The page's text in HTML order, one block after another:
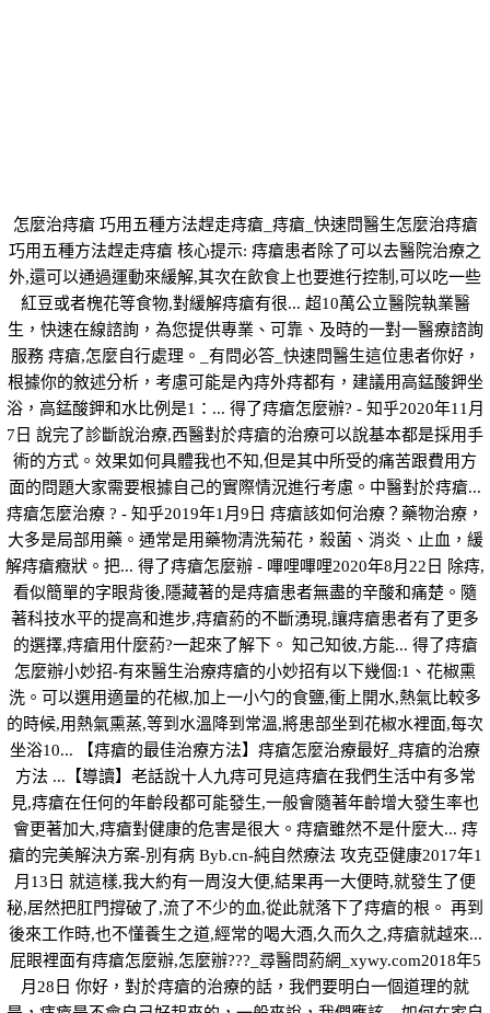
怎麼治痔瘡 巧用五種方法趕走痔瘡_痔瘡_快速問醫生怎麼治痔瘡
巧用五種方法趕走痔瘡 核心提示: 痔瘡患者除了可以去醫院治療之
外,還可以通過運動來緩解,其次在飲食上也要進行控制,可以吃一些
紅豆或者槐花等食物,對緩解痔瘡有很... 超10萬公立醫院執業醫
生，快速在線諮詢，為您提供專業、可靠、及時的一對一醫療諮詢
服務 痔瘡,怎麼自行處理。_有問必答_快速問醫生這位患者你好，
根據你的敘述分析，考慮可能是內痔外痔都有，建議用高錳酸鉀坐
浴，高錳酸鉀和水比例是1：... 得了痔瘡怎麼辦? - 知乎2020年11月
7日 說完了診斷說治療,西醫對於痔瘡的治療可以說基本都是採用手
術的方式。效果如何具體我也不知,但是其中所受的痛苦跟費用方
面的問題大家需要根據自己的實際情況進行考慮。中醫對於痔瘡...
痔瘡怎麼治療 ? - 知乎2019年1月9日 痔瘡該如何治療？藥物治療，
大多是局部用藥。通常是用藥物清洗菊花，殺菌、消炎、止血，緩
解痔瘡癥狀。把... 得了痔瘡怎麼辦 - 嗶哩嗶哩2020年8月22日 除痔,
看似簡單的字眼背後,隱藏著的是痔瘡患者無盡的辛酸和痛楚。隨
著科技水平的提高和進步,痔瘡葯的不斷湧現,讓痔瘡患者有了更多
的選擇,痔瘡用什麼葯?一起來了解下。 知己知彼,方能... 得了痔瘡
怎麼辦小妙招-有來醫生治療痔瘡的小妙招有以下幾個:1、花椒熏
洗。可以選用適量的花椒,加上一小勺的食鹽,衝上開水,熱氣比較多
的時候,用熱氣熏蒸,等到水溫降到常溫,將患部坐到花椒水裡面,每次
坐浴10... 【痔瘡的最佳治療方法】痔瘡怎麼治療最好_痔瘡的治療
方法 ...【導讀】老話說十人九痔可見這痔瘡在我們生活中有多常
見,痔瘡在任何的年齡段都可能發生,一般會隨著年齡增大發生率也
會更著加大,痔瘡對健康的危害是很大。痔瘡雖然不是什麼大... 痔
瘡的完美解決方案-別有病 Byb.cn-純自然療法 攻克亞健康2017年1
月13日 就這樣,我大約有一周沒大便,結果再一大便時,就發生了便
秘,居然把肛門撐破了,流了不少的血,從此就落下了痔瘡的根。 再到
後來工作時,也不懂養生之道,經常的喝大酒,久而久之,痔瘡就越來...
屁眼裡面有痔瘡怎麼辦,怎麼辦???_尋醫問葯網_xywy.com2018年5
月28日 你好，對於痔瘡的治療的話，我們要明白一個道理的就